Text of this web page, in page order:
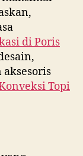
diPoris
Topi